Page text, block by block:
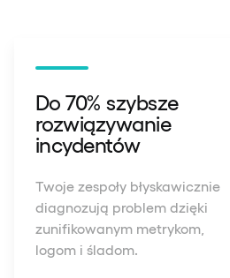
Do 70% szybsze
rozwiązywanie
incydentów
Twoje zespoły błyskawicznie
diagnozują problem dzięki
zunifikowanym metrykom,
logom i śladom.